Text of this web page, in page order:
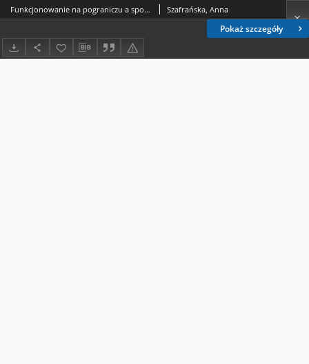
Pokaż szczegóły
Funkcjonowanie na pograniczu a spostrzeganie zróżnicowania kulturowego w deklaracjach polskich i czeskich studentów Szafrańska, Anna